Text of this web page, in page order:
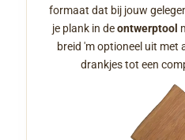
formaat dat bij jouw
je plank in deontwerptool
breid 'm optioneel uit met
drankjes tot een